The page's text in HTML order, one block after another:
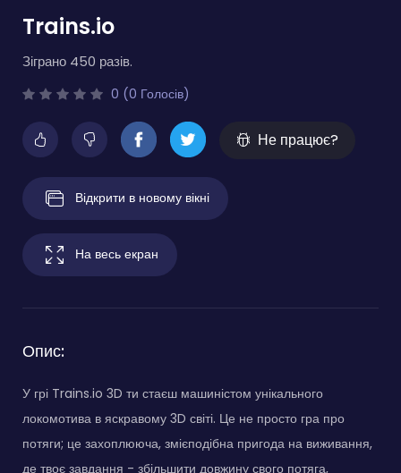
Trains.io
Зіграно 450 разів.
0 (0 Голосів)
Не працює?
Відкрити в новому вікні
На весь екран
Опис:
У грі Trains.io 3D ти стаєш машиністом унікального
локомотива в яскравому 3D світі. Це не просто гра про
потяги; це захоплююча, змієподібна пригода на виживання,
де твоє завдання - збільшити довжину свого потяга,